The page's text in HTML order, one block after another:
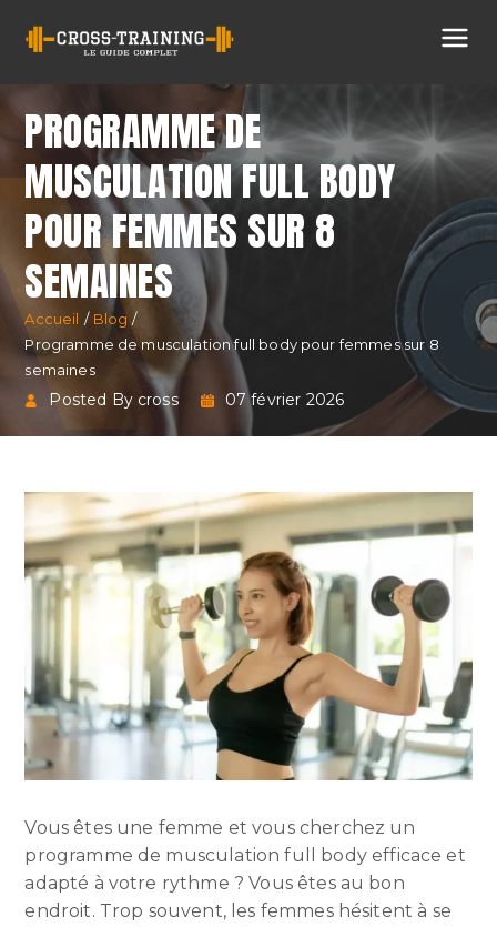
Cross
Training
PROGRAMME DE
MUSCULATION FULL BODY
POUR FEMMES SUR 8
SEMAINES
Accueil
Blog
Programme de musculation full body pour femmes sur 8
semaines
Posted By cross 07 février 2026
Vous êtes une femme et vous cherchez un
programme de musculation full body efficace et
adapté à votre rythme ? Vous êtes au bon
endroit. Trop souvent, les femmes hésitent à se